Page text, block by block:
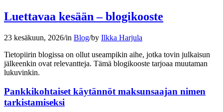
Luettavaa kesään – blogikooste
23 kesäkuun, 2026/in Blog/by Ilkka Harjula
Tietopiirin blogissa on ollut useampikin aihe, jotka tovin julkaisun
jälkeenkin ovat relevantteja. Tämä blogikooste tarjoaa muutaman
lukuvinkin.
Pankkikohtaiset käytännöt maksunsaajan nimen
tarkistamiseksi